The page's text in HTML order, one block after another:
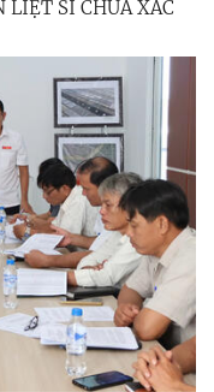
LIỆT SĨ CHƯA XÁC